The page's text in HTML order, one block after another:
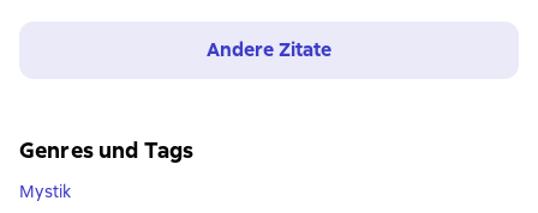
Andere Zitate
Genres und Tags
Mystik